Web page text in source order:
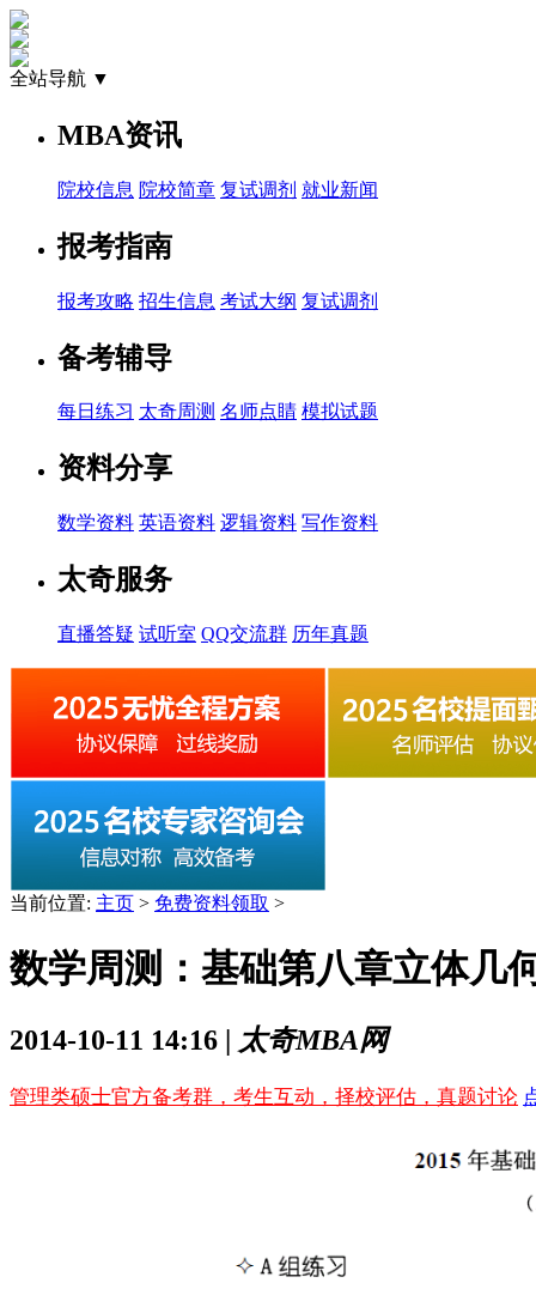
全站导航 ▼
MBA资讯
院校信息 院校简章 复试调剂 就业新闻
报考指南
报考攻略 招生信息 考试大纲 复试调剂
备考辅导
每日练习 太奇周测 名师点睛 模拟试题
资料分享
数学资料 英语资料 逻辑资料 写作资料
太奇服务
直播答疑 试听室 QQ交流群 历年真题
当前位置: 主页 > 免费资料领取 >
数学周测：基础第八章立体几
2014-10-11 14:16 | 太奇MBA网
管理类硕士官方备考群，考生互动，择校评估，真题讨论